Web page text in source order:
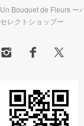
Un Bouquet de Fleurs ー
セレクトショップー